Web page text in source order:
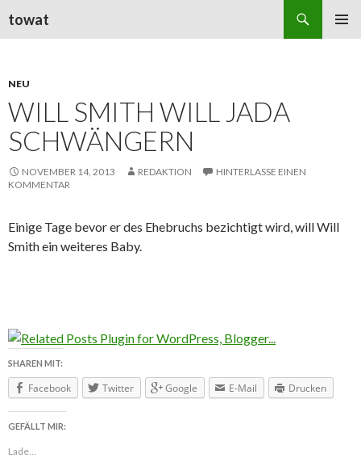
towat
NEU
WILL SMITH WILL JADA
SCHWÄNGERN
NOVEMBER 14, 2013 REDAKTION
HINTERLASSE EINEN
KOMMENTAR
Einige Tage bevor er des Ehebruchs bezichtigt wird, will Will
Smith ein weiteres Baby.
SHAREN MIT:
Facebook Twitter Google E-Mail Drucken
GEFÄLLT MIR:
Lade...